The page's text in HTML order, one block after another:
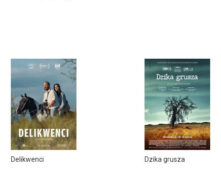
Delikwenci Dzika grusza